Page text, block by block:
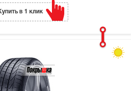
в 1 клик